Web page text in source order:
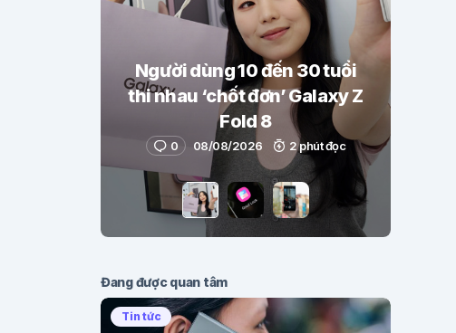
Người dùng 10 đến 30 tuổi
thi nhau ‘chốt đơn’ Galaxy Z
Fold 8
0 08/08/2026 2 phút đọc
Đang được quan tâm
Tin tức